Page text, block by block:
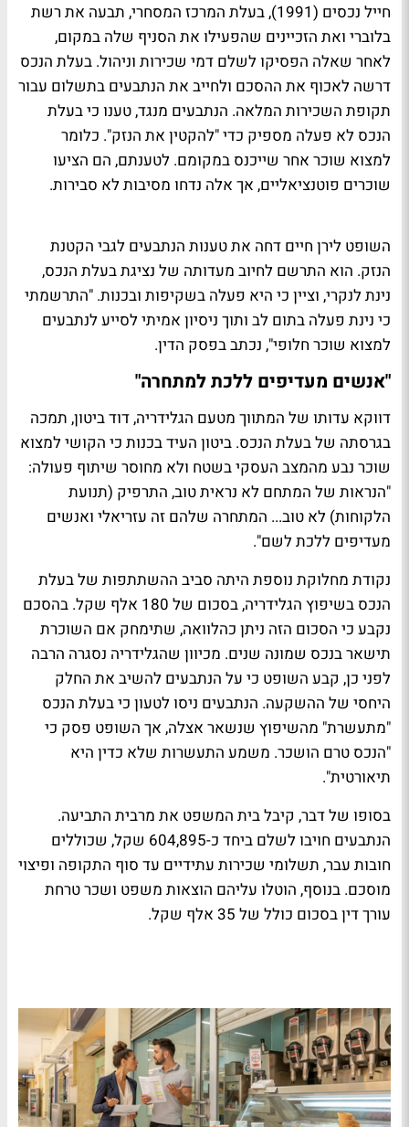
חייל נכסים (1991), בעלת המרכז המסחרי, תבעה את רשת
בלוברי ואת הזכיינים שהפעילו את הסניף שלה במקום,
לאחר שאלה הפסיקו לשלם דמי שכירות וניהול. בעלת הנכס
דרשה לאכוף את ההסכם ולחייב את הנתבעים בתשלום עבור
תקופת השכירות המלאה. הנתבעים מנגד, טענו כי בעלת
הנכס לא פעלה מספיק כדי "להקטין את הנזק". כלומר
למצוא שוכר אחר שייכנס במקומם. לטענתם, הם הציעו
שוכרים פוטנציאליים, אך אלה נדחו מסיבות לא סבירות.
השופט לירן חיים דחה את טענות הנתבעים לגבי הקטנת
הנזק. הוא התרשם לחיוב מעדותה של נציגת בעלת הנכס,
נינת לנקרי, וציין כי היא פעלה בשקיפות ובכנות. "התרשמתי
כי נינת פעלה בתום לב ותוך ניסיון אמיתי לסייע לנתבעים
למצוא שוכר חלופי", נכתב בפסק הדין.
"אנשים מעדיפים ללכת למתחרה"
דווקא עדותו של המתווך מטעם הגלידריה, דוד ביטון, תמכה
בגרסתה של בעלת הנכס. ביטון העיד בכנות כי הקושי למצוא
שוכר נבע מהמצב העסקי בשטח ולא מחוסר שיתוף פעולה:
"הנראות של המתחם לא נראית טוב, התרפיק (תנועת
הלקוחות) לא טוב... המתחרה שלהם זה עזריאלי ואנשים
מעדיפים ללכת לשם".
נקודת מחלוקת נוספת היתה סביב ההשתתפות של בעלת
הנכס בשיפוץ הגלידריה, בסכום של 180 אלף שקל. בהסכם
נקבע כי הסכום הזה ניתן כהלוואה, שתימחק אם השוכרת
תישאר בנכס שמונה שנים. מכיוון שהגלידריה נסגרה הרבה
לפני כן, קבע השופט כי על הנתבעים להשיב את החלק
היחסי של ההשקעה. הנתבעים ניסו לטעון כי בעלת הנכס
"מתעשרת" מהשיפוץ שנשאר אצלה, אך השופט פסק כי
"הנכס טרם הושכר. משמע התעשרות שלא כדין היא
תיאורטית".
בסופו של דבר, קיבל בית המשפט את מרבית התביעה.
הנתבעים חויבו לשלם ביחד כ-604,895 שקל, שכוללים
חובות עבר, תשלומי שכירות עתידיים עד סוף התקופה ופיצוי
מוסכם. בנוסף, הוטלו עליהם הוצאות משפט ושכר טרחת
עורך דין בסכום כולל של 35 אלף שקל.